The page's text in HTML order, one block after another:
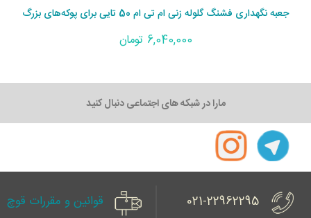
جعبه نگهداری فشنگ گلوله زنی ام تی ام 50 تایی برای پوکه‌های بزرگ
6,040,000 تومان
مارا در شبکه های اجتماعی دنبال کنید
021-22962295 قوانین و مقررات قوچ